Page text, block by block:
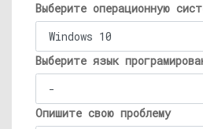
Выберите операционную
Выберите язык
Опишите свою проблему